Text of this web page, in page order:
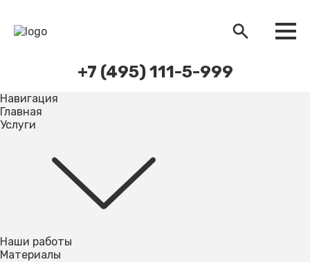
+7 (495) 111-5-999
Навигация
Главная
Услуги
Наши работы
Материалы